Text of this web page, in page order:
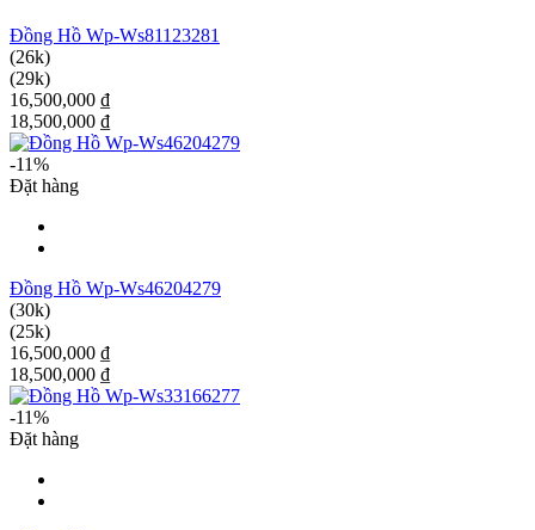
Đồng Hồ Wp-Ws81123281
(26k)
(29k)
16,500,000 ₫
18,500,000 ₫
-11%
Đặt hàng
Đồng Hồ Wp-Ws46204279
(30k)
(25k)
16,500,000 ₫
18,500,000 ₫
-11%
Đặt hàng